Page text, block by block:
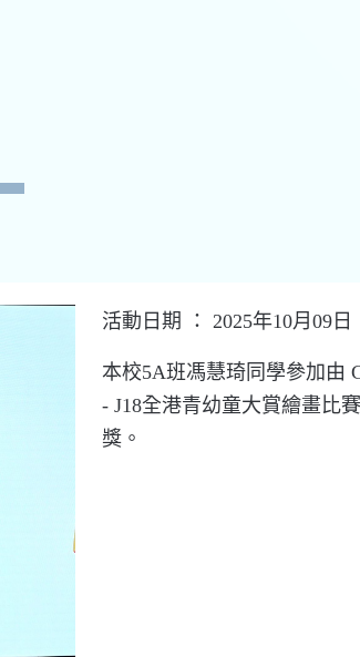
活動日期 ： 2025年10月09日
本校5A班馮慧琦同學參加由
- J18全港青幼童大賞繪畫比
獎。